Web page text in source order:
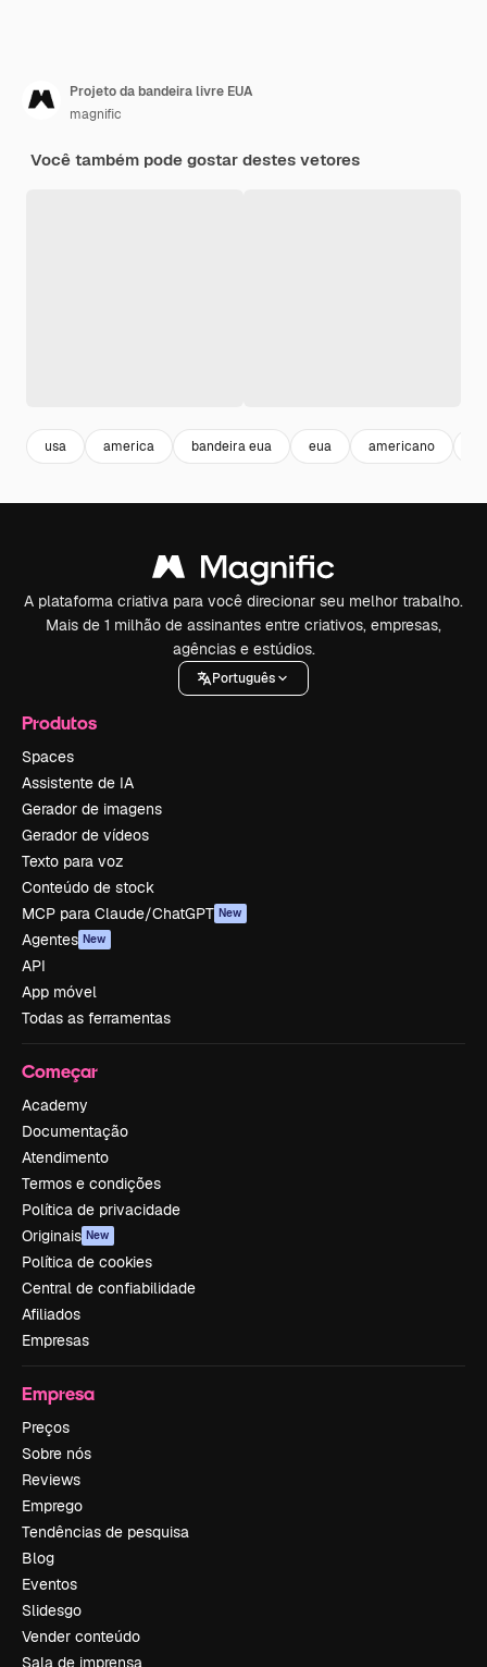
Projeto da bandeira livre EUA
magnific
Você também pode gostar destes vetores
usa america bandeira eua eua americano
A plataforma criativa para você direcionar seu melhor trabalho.
Mais de 1 milhão de assinantes entre criativos, empresas,
agências e estúdios.
Português
Produtos
Spaces
Assistente de IA
Gerador de imagens
Gerador de vídeos
Texto para voz
Conteúdo de stock
MCP para Claude/ChatGPT New
Agentes New
API
App móvel
Todas as ferramentas
Começar
Academy
Documentação
Atendimento
Termos e condições
Política de privacidade
Originais New
Política de cookies
Central de confiabilidade
Afiliados
Empresas
Empresa
Preços
Sobre nós
Reviews
Emprego
Tendências de pesquisa
Blog
Eventos
Slidesgo
Vender conteúdo
Sala de imprensa